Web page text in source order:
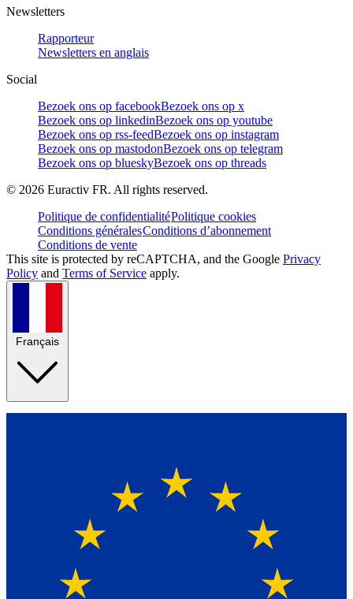
Newsletters
Rapporteur
Newsletters en anglais
Social
Bezoek ons op facebookBezoek ons op x
Bezoek ons op linkedinBezoek ons op youtube
Bezoek ons op rss-feedBezoek ons op instagram
Bezoek ons op mastodonBezoek ons op telegram
Bezoek ons op blueskyBezoek ons op threads
© 2026 Euractiv FR. All rights reserved.
Politique de confidentialitéPolitique cookies
Conditions généralesConditions d’abonnement
Conditions de vente
This site is protected by reCAPTCHA, and the Google Privacy
Policy and Terms of Service apply.
Français